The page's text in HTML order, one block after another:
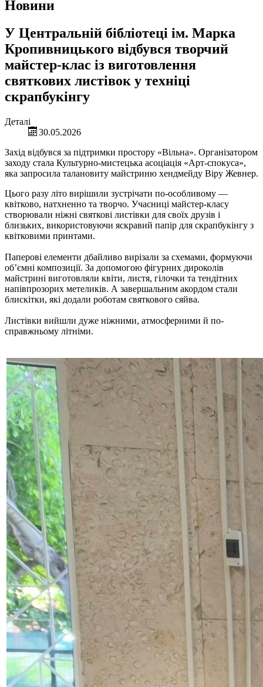
Новини
У Центральній бібліотеці ім. Марка
Кропивницького відбувся творчий
майстер-клас із виготовлення
святкових листівок у техніці
скрапбукінгу
Деталі
30.05.2026
Захід відбувся за підтримки простору «Вільна». Організатором
заходу стала Культурно-мистецька асоціація «Арт-спокуса»,
яка запросила талановиту майстриню хендмейду Віру Жевнер.
Цього разу літо вирішили зустрічати по-особливому —
квітково, натхненно та творчо. Учасниці майстер-класу
створювали ніжні святкові листівки для своїх друзів і
близьких, використовуючи яскравий папір для скрапбукінгу з
квітковими принтами.
Паперові елементи дбайливо вирізали за схемами, формуючи
об’ємні композиції. За допомогою фігурних дироколів
майстрині виготовляли квіти, листя, гілочки та тендітних
напівпрозорих метеликів. А завершальним акордом стали
блискітки, які додали роботам святкового сяйва.
Листівки вийшли дуже ніжними, атмосферними й по-
справжньому літніми.